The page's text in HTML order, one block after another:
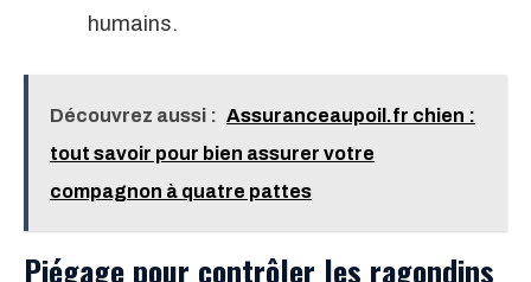
humains.
Découvrez aussi : Assuranceaupoil.fr chien :
tout savoir pour bien assurer votre
compagnon à quatre pattes
Piégage pour contrôler les ragondins